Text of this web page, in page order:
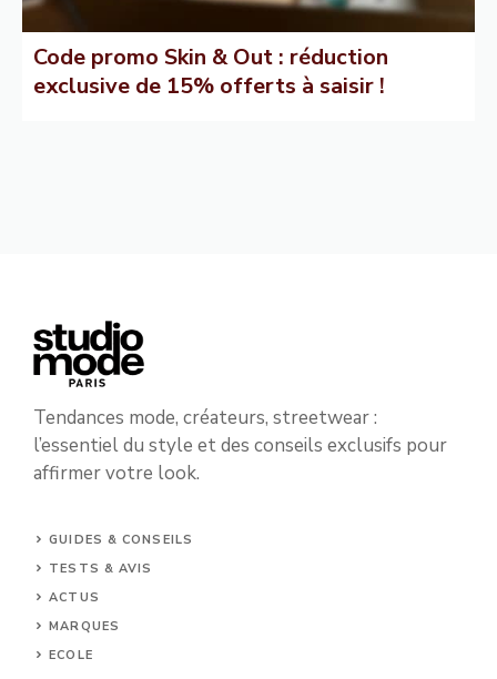
Code promo Skin & Out : réduction
exclusive de 15% offerts à saisir !
Tendances mode, créateurs, streetwear :
l’essentiel du style et des conseils exclusifs pour
affirmer votre look.
GUIDES & CONSEILS
TESTS & AVIS
ACTUS
MARQUES
ECOLE